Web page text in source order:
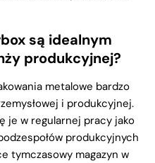
są idealnym
produkcyjnej?
metalowe bardzo
i produkcyjnej.
je w regularnej pracy jako
produkcyjnych
tymczasowy magazyn w